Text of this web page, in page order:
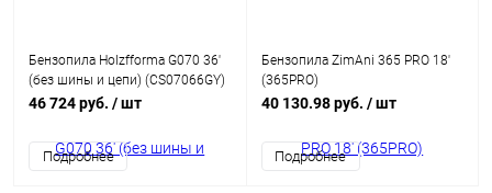
Бензопила Holzfforma G070 36'
(без шины и цепи) (CS07066GY)
46 724 руб. / шт
Подробнее
Бензопила ZimAni 365 PRO 18'
(365PRO)
40 130.98 руб. / шт
Подробнее